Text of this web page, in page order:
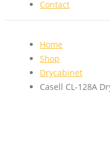
Contact
Home
Shop
Drycabinet
Casell CL-128A